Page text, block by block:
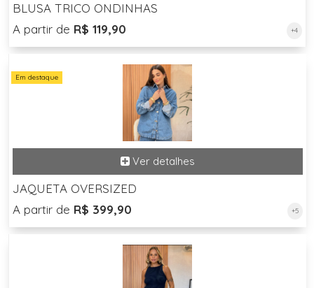
BLUSA TRICO ONDINHAS
A partir de R$ 119,90 +4
Em destaque
JAQUETA OVERSIZED
A partir de R$ 399,90 +5